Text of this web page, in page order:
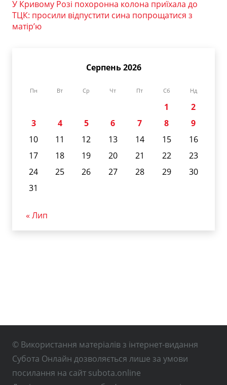
У Кривому Розі похоронна колона приїхала до
ТЦК: просили відпустити сина попрощатися з
матір’ю
Серпень 2026
Пн Вт Ср Чт Пт Сб Нд
1
2
3
4 5 6 7 8
9
10
11 12 13 14 15
16
17
18 19 20 21 22
23
24
25 26 27 28 29
30
31
« Лип
© Використання матеріалів з інтернет-видання
Субота Онлайн дозволяється лише за умови
посилання на сайт subota.online